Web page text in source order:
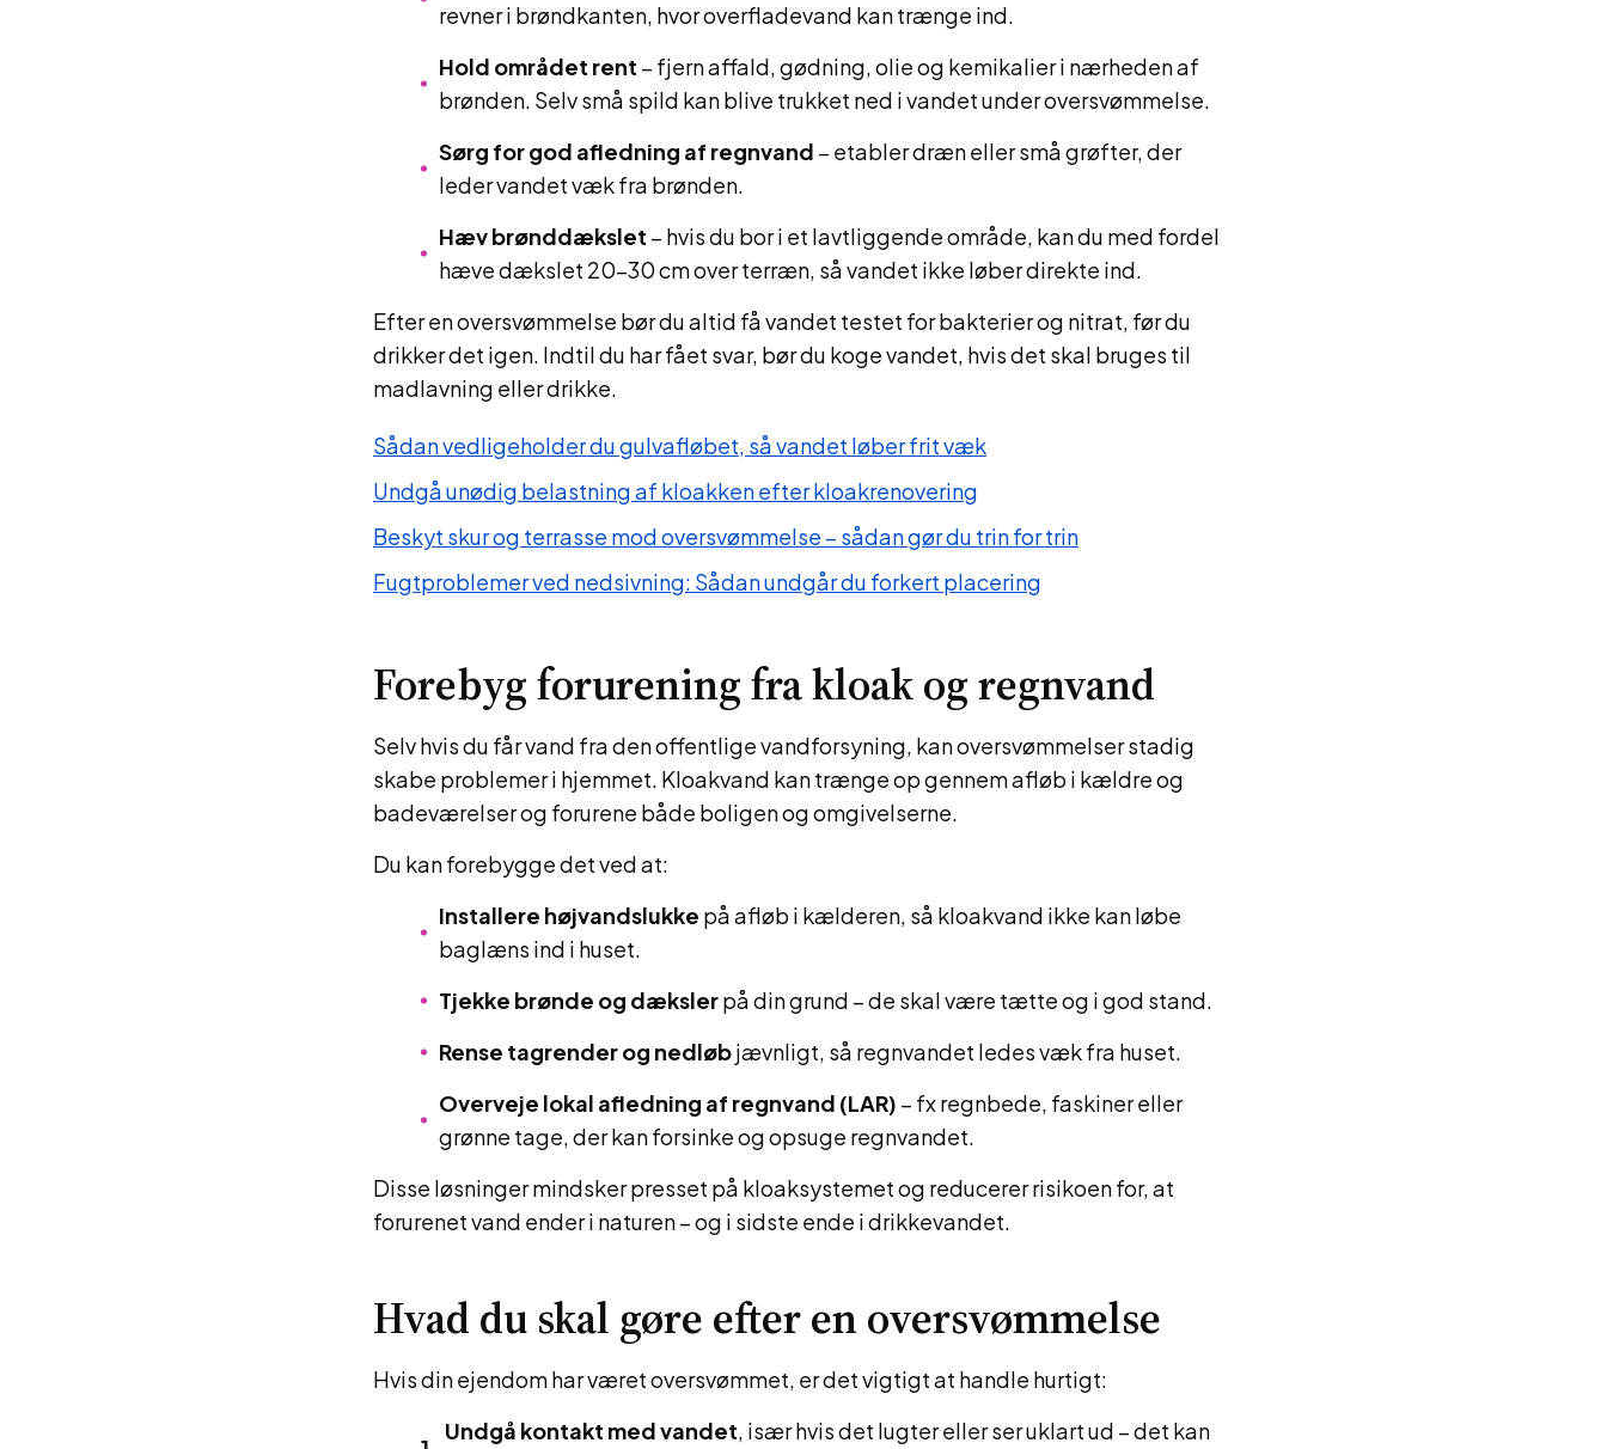
revner i brøndkanten, hvor overfladevand kan trænge ind.
Hold området rent – fjern affald, gødning, olie og kemikalier i nærheden af
brønden. Selv små spild kan blive trukket ned i vandet under oversvømmelse.
Sørg for god afledning af regnvand – etabler dræn eller små grøfter, der
leder vandet væk fra brønden.
Hæv brønddækslet – hvis du bor i et lavtliggende område, kan du med fordel
hæve dækslet 20–30 cm over terræn, så vandet ikke løber direkte ind.
Efter en oversvømmelse bør du altid få vandet testet for bakterier og nitrat, før du
drikker det igen. Indtil du har fået svar, bør du koge vandet, hvis det skal bruges til
madlavning eller drikke.
Sådan vedligeholder du gulvafløbet, så vandet løber frit væk
Undgå unødig belastning af kloakken efter kloakrenovering
Beskyt skur og terrasse mod oversvømmelse – sådan gør du trin for trin
Fugtproblemer ved nedsivning: Sådan undgår du forkert placering
Forebyg forurening fra kloak og regnvand
Selv hvis du får vand fra den offentlige vandforsyning, kan oversvømmelser stadig
skabe problemer i hjemmet. Kloakvand kan trænge op gennem afløb i kældre og
badeværelser og forurene både boligen og omgivelserne.
Du kan forebygge det ved at:
Installere højvandslukke på afløb i kælderen, så kloakvand ikke kan løbe
baglæns ind i huset.
Tjekke brønde og dækslerpå din grund – de skal være tætte og i god stand.
Rense tagrender og nedløbjævnligt, så regnvandet ledes væk fra huset.
Overveje lokal afledning af regnvand (LAR) – fx regnbede, faskiner eller
grønne tage, der kan forsinke og opsuge regnvandet.
Disse løsninger mindsker presset på kloaksystemet og reducerer risikoen for, at
forurenet vand ender i naturen – og i sidste ende i drikkevandet.
Hvad du skal gøre efter en oversvømmelse
Hvis din ejendom har været oversvømmet, er det vigtigt at handle hurtigt:
Undgå kontakt med vandet, især hvis det lugter eller ser uklart ud – det kan